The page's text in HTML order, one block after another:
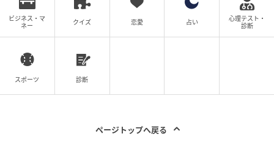
いう対応になっているとのことですが、今後さらにど
のような変化を見せるのか、また同じように“成長”や
位置の変化が起こるのか、今後も気になるところです
よね。
大人になると口の中の大きな変化は少なくなっていく
に親知らずの位置が変化しているように見えるケース
ビジネス・マ
ネー
クイズ 恋愛 占い
心理テスト・
診断
スポーツ 診断
ページトップへ戻る